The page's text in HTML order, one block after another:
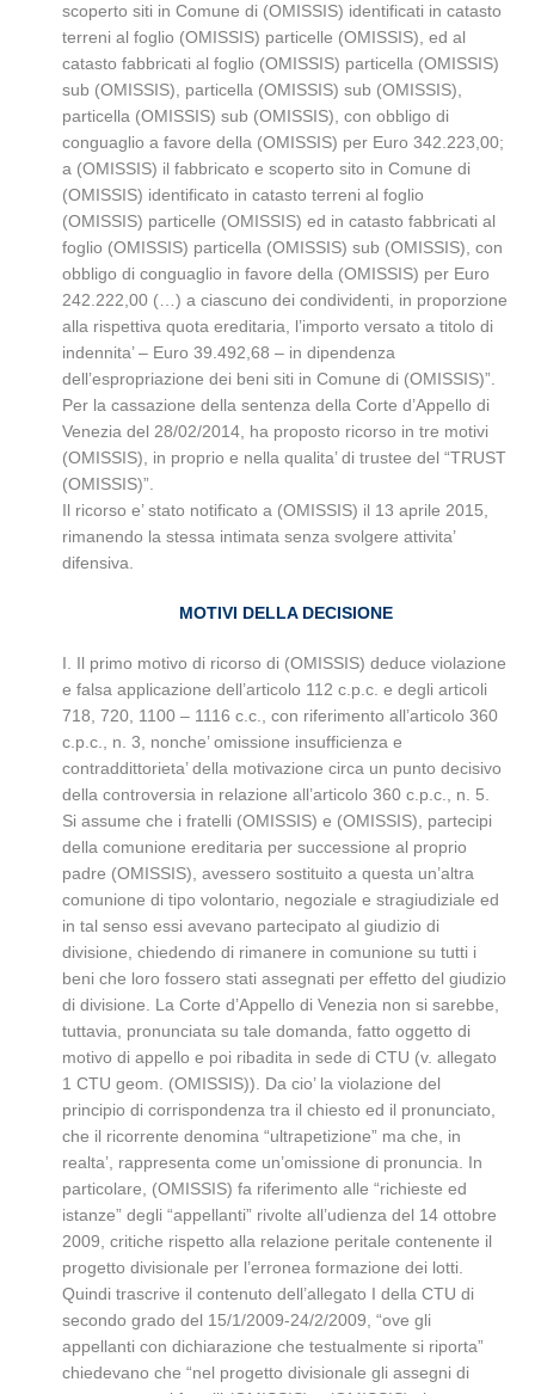
scoperto siti in Comune di (OMISSIS) identificati in catasto
terreni al foglio (OMISSIS) particelle (OMISSIS), ed al
catasto fabbricati al foglio (OMISSIS) particella (OMISSIS)
sub (OMISSIS), particella (OMISSIS) sub (OMISSIS),
particella (OMISSIS) sub (OMISSIS), con obbligo di
conguaglio a favore della (OMISSIS) per Euro 342.223,00;
a (OMISSIS) il fabbricato e scoperto sito in Comune di
(OMISSIS) identificato in catasto terreni al foglio
(OMISSIS) particelle (OMISSIS) ed in catasto fabbricati al
foglio (OMISSIS) particella (OMISSIS) sub (OMISSIS), con
obbligo di conguaglio in favore della (OMISSIS) per Euro
242.222,00 (…) a ciascuno dei condividenti, in proporzione
alla rispettiva quota ereditaria, l’importo versato a titolo di
indennita’ – Euro 39.492,68 – in dipendenza
dell’espropriazione dei beni siti in Comune di (OMISSIS)”.
Per la cassazione della sentenza della Corte d’Appello di
Venezia del 28/02/2014, ha proposto ricorso in tre motivi
(OMISSIS), in proprio e nella qualita’ di trustee del “TRUST
(OMISSIS)”.
Il ricorso e’ stato notificato a (OMISSIS) il 13 aprile 2015,
rimanendo la stessa intimata senza svolgere attivita’
difensiva.
MOTIVI DELLA DECISIONE
I. Il primo motivo di ricorso di (OMISSIS) deduce violazione
e falsa applicazione dell’articolo 112 c.p.c. e degli articoli
718, 720, 1100 – 1116 c.c., con riferimento all’articolo 360
c.p.c., n. 3, nonche’ omissione insufficienza e
contraddittorieta’ della motivazione circa un punto decisivo
della controversia in relazione all’articolo 360 c.p.c., n. 5.
Si assume che i fratelli (OMISSIS) e (OMISSIS), partecipi
della comunione ereditaria per successione al proprio
padre (OMISSIS), avessero sostituito a questa un’altra
comunione di tipo volontario, negoziale e stragiudiziale ed
in tal senso essi avevano partecipato al giudizio di
divisione, chiedendo di rimanere in comunione su tutti i
beni che loro fossero stati assegnati per effetto del giudizio
di divisione. La Corte d’Appello di Venezia non si sarebbe,
tuttavia, pronunciata su tale domanda, fatto oggetto di
motivo di appello e poi ribadita in sede di CTU (v. allegato
1 CTU geom. (OMISSIS)). Da cio’ la violazione del
principio di corrispondenza tra il chiesto ed il pronunciato,
che il ricorrente denomina “ultrapetizione” ma che, in
realta’, rappresenta come un’omissione di pronuncia. In
particolare, (OMISSIS) fa riferimento alle “richieste ed
istanze” degli “appellanti” rivolte all’udienza del 14 ottobre
2009, critiche rispetto alla relazione peritale contenente il
progetto divisionale per l’erronea formazione dei lotti.
Quindi trascrive il contenuto dell’allegato I della CTU di
secondo grado del 15/1/2009-24/2/2009, “ove gli
appellanti con dichiarazione che testualmente si riporta”
chiedevano che “nel progetto divisionale gli assegni di